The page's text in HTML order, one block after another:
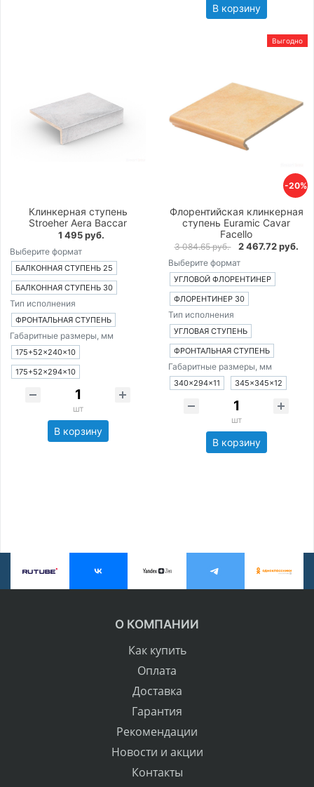
В корзину
Клинкерная ступень
Stroeher Aera Baccar
1 495 руб.
Выберите формат
БАЛКОННАЯ СТУПЕНЬ 25
БАЛКОННАЯ СТУПЕНЬ 30
Тип исполнения
ФРОНТАЛЬНАЯ СТУПЕНЬ
Габаритные размеры, мм
175+52×240×10
175+52×294×10
шт
В корзину
-20%
Выгодно
Флорентийская клинкерная
ступень Euramic Cavar
Facello
3 084.65 руб. 2 467.72 руб.
Выберите формат
УГЛОВОЙ ФЛОРЕНТИНЕР
ФЛОРЕНТИНЕР 30
Тип исполнения
УГЛОВАЯ СТУПЕНЬ
ФРОНТАЛЬНАЯ СТУПЕНЬ
Габаритные размеры, мм
340×294×11 345×345×12
шт
В корзину
О КОМПАНИИ
Как купить
Оплата
Доставка
Гарантия
Рекомендации
Новости и акции
Контакты